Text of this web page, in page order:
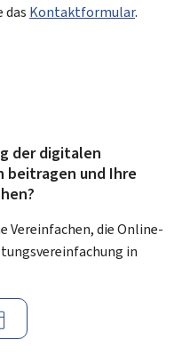
das Kontaktformular.
der digitalen
und Ihre
Vereinfachen, die Online-
in